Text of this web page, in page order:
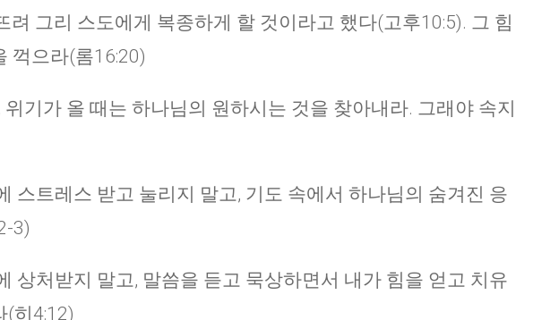
려 그리 스도에게 복종하게 할 것이라고 했다(고후10:5). 그 힘
꺽으라(롬16:20)
기가 올 때는 하나님의 원하시는 것을 찾아내라. 그래야 속지
스트레스 받고 눌리지 말고, 기도 속에서 하나님의 숨겨진 응
3)
상처받지 말고, 말씀을 듣고 묵상하면서 내가 힘을 얻고 치유
(히4:12)